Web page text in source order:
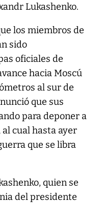
Lukashenko.
los miembros de
sido
oficiales de
hacia Moscú
al sur de
que sus
para deponer a
cual hasta ayer
que se libra
quien se
del presidente